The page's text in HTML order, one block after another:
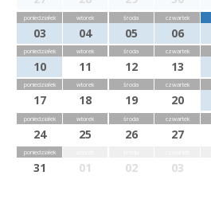
poniedziałek
03
wtorek
04
środa
05
czwartek
06
poniedziałek
10
wtorek
11
środa
12
czwartek
13
poniedziałek
17
wtorek
18
środa
19
czwartek
20
poniedziałek
24
wtorek
25
środa
26
czwartek
27
poniedziałek
31 01 02 03